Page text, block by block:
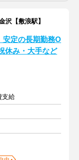
沢【敷浪駅】
安定の長期勤務O
休み・大手など
支給